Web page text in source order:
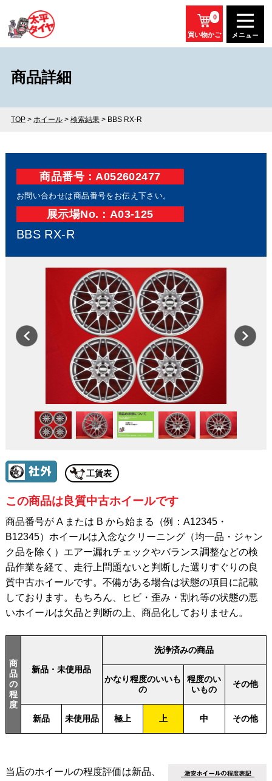
0
買い物かご
商品詳細
TOP> ホイール> 検索結果> BBS RX-R
商品番号：A052602477
お問い合わせは商品番号をお伝え下さい。
展⽰場No.：A03-125
BBS RX-R
工賃表
この商品は良質中古ホイールです
商品番号が A または B から始まる（例：A12345・
B12345）ホイールは入念なクリーニング（均一品・ジャン
ク品を除く）エアー漏れチェックやバランス調整などの検
品作業を経て、走行上問題ないと判断した選りすぐりの良
質中古ホイールです。不備がある場合は状態の項目に記載
しております。もちろん、ヒビ・歪み・割れ等の状態の悪
いホイールは欠品と判断の上、商品化しておりません。
商
品
の
程
度
新品・未使用品
洗浄済みの商品
かなり程度のいいも
の
程度のい
いもの
その他
新品 未使用品 極上 上 中 その他
当店のホイールの程度評価は新品、